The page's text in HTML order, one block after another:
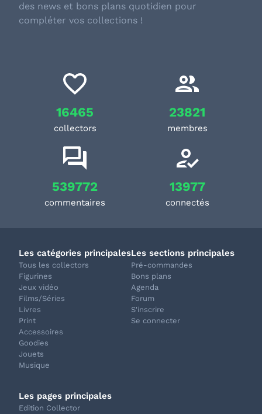
des news et bons plans quotidien pour
compléter vos collections !
16465
collectors
23821
membres
539772
commentaires
13977
connectés
Les catégories principales
Tous les collectors
Figurines
Jeux vidéo
Films/Séries
Livres
Print
Accessoires
Goodies
Jouets
Musique
Les sections principales
Pré-commandes
Bons plans
Agenda
Forum
S'inscrire
Se connecter
Les pages principales
Edition Collector